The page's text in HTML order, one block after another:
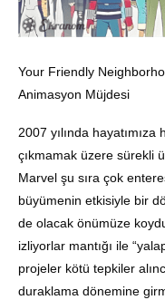
Your Friendly
Animasyon Müjdesi
2007 yılında hayatımıza
çıkmamak üzere sürekli
Marvel şu sıra çok
büyümenin etkisiyle bir
de olacak önümüze
izliyorlar mantığı ile
projeler kötü tepkiler
duraklama dönemine